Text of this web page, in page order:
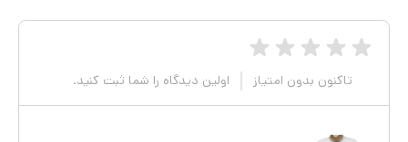
تاکنون بدون امتیاز اولین دیدگاه را شما ثبت کنید.